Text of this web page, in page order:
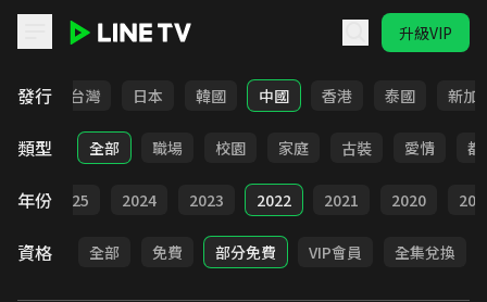
升級VIP
發行
全部 台灣 日本 韓國 中國 香港 泰國 新加
類型 全部 職場 校園 家庭 古裝 愛情 都
年份 2025 2024 2023 2022 2021 2020
資格 全部 免費 部分免費 VIP會員 全集兌換